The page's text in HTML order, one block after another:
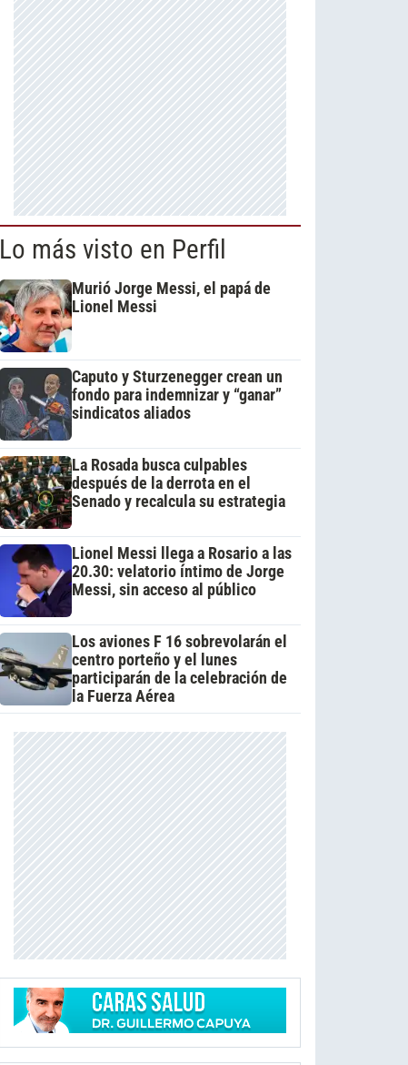
Lo más visto en Perfil
Murió Jorge Messi, el papá de
Lionel Messi
Caputo y Sturzenegger crean un
fondo para indemnizar y “ganar”
sindicatos aliados
La Rosada busca culpables
después de la derrota en el
Senado y recalcula su estrategia
Lionel Messi llega a Rosario a las
20.30: velatorio íntimo de Jorge
Messi, sin acceso al público
Los aviones F 16 sobrevolarán el
centro porteño y el lunes
participarán de la celebración de
la Fuerza Aérea